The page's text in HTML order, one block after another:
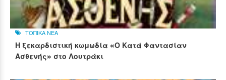
ΤΟΠΙΚΑ ΝΕΑ
Η ξεκαρδιστική κωμωδία «Ο Κατά Φαντασίαν
Ασθενής» στο Λουτράκι